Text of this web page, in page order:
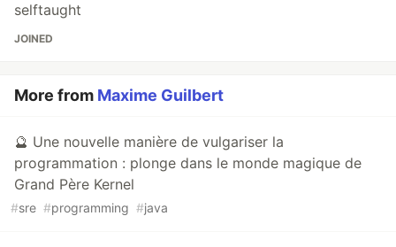
selftaught
JOINED
More from Maxime Guilbert
🔮 Une nouvelle manière de vulgariser la
programmation : plonge dans le monde magique de
Grand Père Kernel
#sre #programming #java